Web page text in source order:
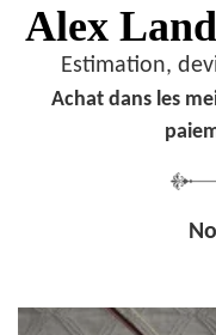
Alex
Estimation,
Achat dans les